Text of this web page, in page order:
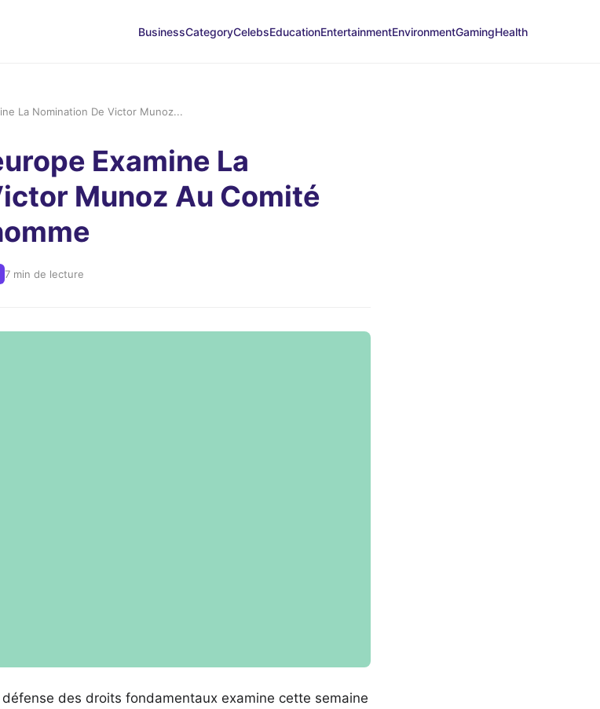
BusinessCategoryCelebsEducationEntertainmentEnvironmentGamingHealth
La Nomination De Victor Munoz...
Examine La
Munoz Au Comité
7 min de lecture
des droits fondamentaux examine cette semaine